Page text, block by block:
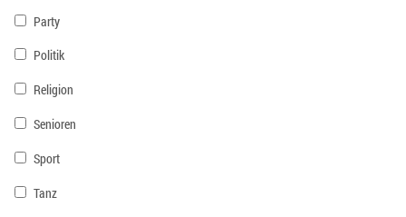
Party
Politik
Religion
Senioren
Sport
Tanz